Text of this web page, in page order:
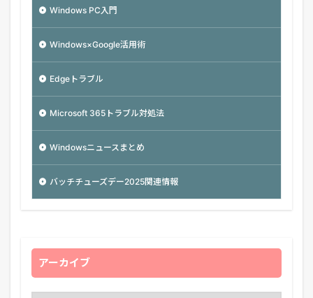
Windows PC入門
Windows×Google活用術
Edgeトラブル
Microsoft 365トラブル対処法
Windowsニュースまとめ
バッチチューズデー2025関連情報
アーカイブ